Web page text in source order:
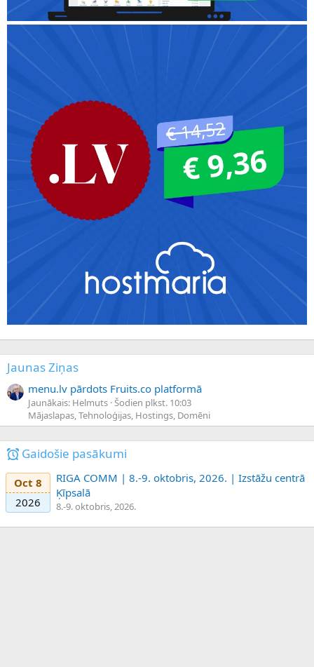
Jaunas Ziņas
menu.lv pārdots Fruits.co platformā
Jaunākais: Helmuts Šodien plkst. 10:03
Mājaslapas, Tehnoloģijas, Hostings, Domēni
Gaidošie pasākumi
Oct 8
2026
RIGA COMM | 8.-9. oktobris, 2026. | Izstāžu centrā
Ķīpsalā
8.-9. oktobris, 2026.